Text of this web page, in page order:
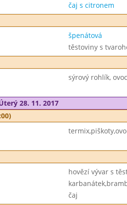
čaj s citronem
špenátová
těstoviny s
sýrový rohlík,
28. 11. 2017
hovězí vývar s
čaj